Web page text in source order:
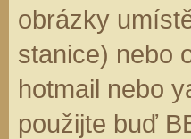
obrázky
stanice) nebo
hotmail nebo
použijte buď